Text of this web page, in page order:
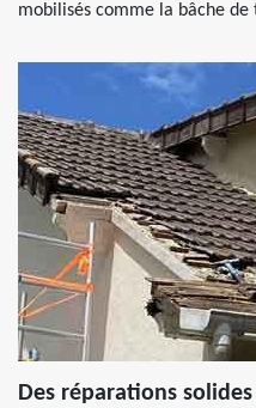
mobilisés comme la bâche de
Des réparations